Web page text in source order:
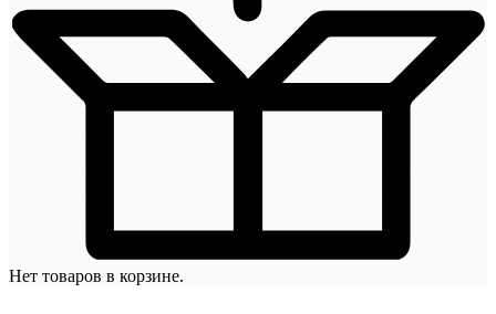
Нет товаров в корзине.